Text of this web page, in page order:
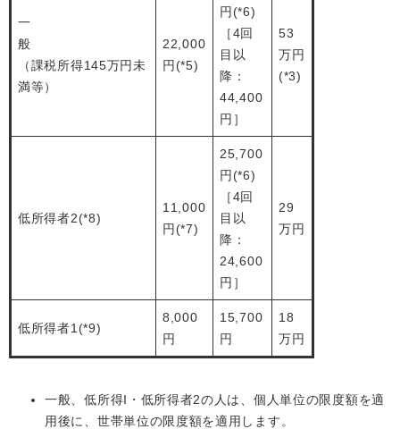
一
般
（課税所得145万円未
満等）
22,000
円(*5)
円(*6)
［4回
目以
降：
44,400
円］
53
万円
(*3)
低所得者2(*8)
11,000
円(*7)
25,700
円(*6)
［4回
目以
降：
24,600
円］
29
万円
低所得者1(*9)
8,000
円
15,700
円
18
万円
一般、低所得I・低所得者2の人は、個人単位の限度額を適
用後に、世帯単位の限度額を適用します。